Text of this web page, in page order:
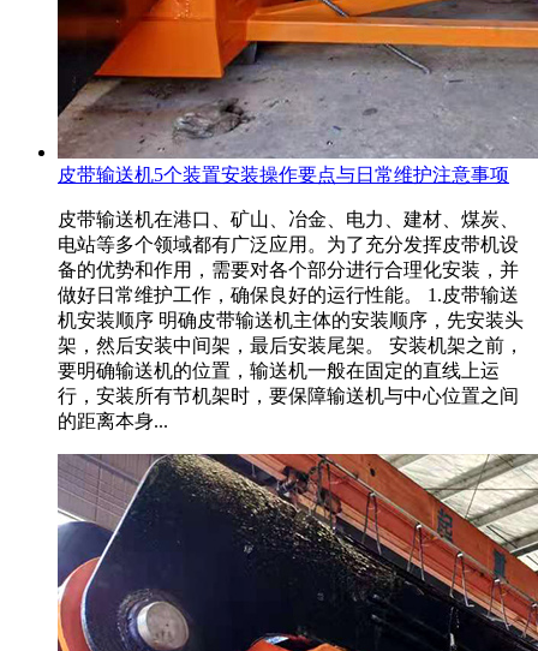
皮带输送机5个装置安装操作要点与日常维护注意事项
皮带输送机在港口、矿山、冶金、电力、建材、煤炭、
电站等多个领域都有广泛应用。为了充分发挥皮带机设
备的优势和作用，需要对各个部分进行合理化安装，并
做好日常维护工作，确保良好的运行性能。 1.皮带输送
机安装顺序 明确皮带输送机主体的安装顺序，先安装头
架，然后安装中间架，最后安装尾架。 安装机架之前，
要明确输送机的位置，输送机一般在固定的直线上运
行，安装所有节机架时，要保障输送机与中心位置之间
的距离本身...